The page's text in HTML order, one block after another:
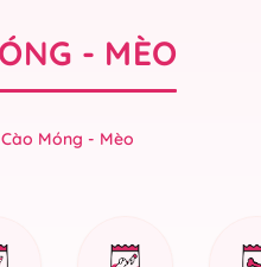
- MÈO
Móng - Mèo